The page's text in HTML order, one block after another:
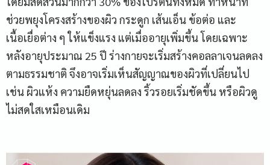
ช่วยพยุงโครงสร้างของผิว กระดูก เส้นเอ็น ข้อต่อ และ
เนื้อเยื่อต่าง ๆ ให้แข็งแรง แต่เมื่ออายุเพิ่มขึ้น โดยเฉพาะ
หลังอายุประมาณ 25 ปี ร่างกายจะเริ่มสร้างคอลลาเจนลดลง
ตามธรรมชาติ จึงอาจเริ่มเห็นสัญญาณของผิวที่เปลี่ยนไป
เช่น ผิวแห้ง ความยืดหยุ่นลดลง ริ้วรอยเริ่มชัดขึ้น หรือผิวดู
ไม่สดใสเหมือนเดิม